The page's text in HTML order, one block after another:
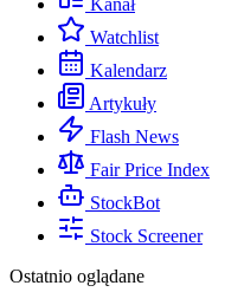
Kanał
Watchlist
Kalendarz
Artykuły
Flash News
Fair Price Index
StockBot
Stock Screener
Ostatnio oglądane